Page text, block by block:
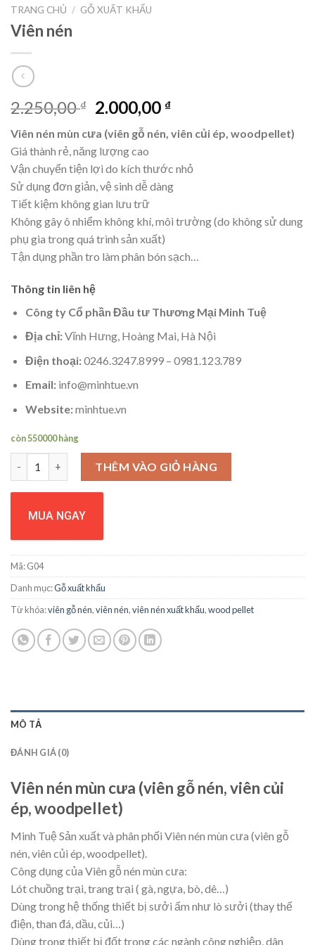
TRANG CHỦ / GỖ XUẤT KHẨU
Viên nén
2.250,00₫ Giá
là:
2.250,00 ₫.
2.000,00 ₫Giá
hiện
tại
2.000,00 ₫.
Viên nén mùn cưa (viên gỗ nén, viên củi ép, woodpellet)
Giá thành rẻ, năng lượng cao
Vận chuyển tiện lợi do kích thước nhỏ
Sử dụng đơn giản, vệ sinh dễ dàng
Tiết kiệm không gian lưu trữ
Không gây ô nhiểm không khí, môi trường (do không sử dung
phụ gia trong quá trình sản xuất)
Tận dụng phần tro làm phân bón sạch…
Thông tin liên hệ
Công ty Cổ phần Đầu tư Thương Mại Minh Tuệ
Địa chỉ:Vĩnh Hưng, Hoàng Mai, Hà Nội
Điện thoại:0246.3247.8999 – 0981.123.789
Email:info@minhtue.vn
Website:minhtue.vn
còn 550000 hàng
THÊM VÀO GIỎ HÀNG
MUA NGAY
Mã:G04
Danh mục:Gỗ xuất khẩu
Từ khóa:viên gỗ nén,viên nén,viên nén xuất khẩu,wood pellet
MÔ TẢ
ĐÁNH GIÁ (0)
Viên nén mùn cưa (viên gỗ nén, viên củi
ép, woodpellet)
Minh Tuệ Sản xuất và phân phối Viên nén mùn cưa (viên gỗ
nén, viên củi ép, woodpellet).
Công dụng của Viên gỗ nén mùn cưa:
Lót chuồng trại, trang trại ( gà, ngựa, bò, dê…)
Dùng trong hệ thống thiết bị sưởi ấm như lò sưởi (thay thế
điện, than đá, dầu, củi…)
Dùng trong thiết bị đốt trong các ngành công nghiệp, dân